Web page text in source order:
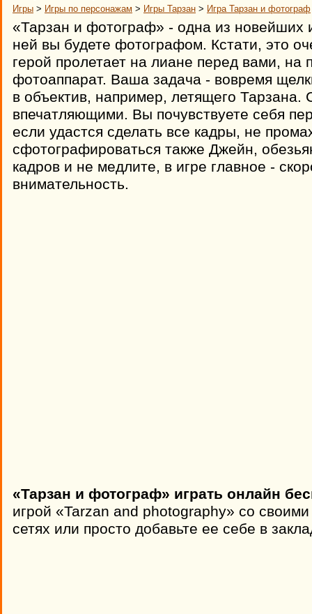
Игры > Игры по персонажам > Игры Тарзан > Игра Тарзан и фотограф
«Тарзан и фотограф» - одна из новейших
ней вы будете фотографом. Кстати, это
герой пролетает на лиане перед вами,
фотоаппарат. Ваша задача - вовремя
в объектив, например, летящего Тарзана.
впечатляющими. Вы почувствуете себя
если удастся сделать все кадры, не
сфотографироваться также Джейн,
кадров и не медлите, в игре главное -
внимательность.
«Тарзан и фотограф» играть онлайн
игрой «Tarzan and photography» со
сетях или просто добавьте ее себе в